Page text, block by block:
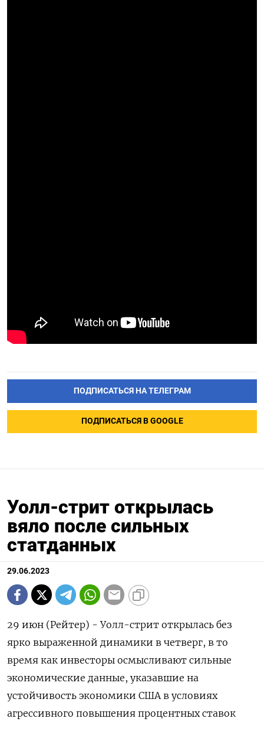
ПОДПИСАТЬСЯ НА ТЕЛЕГРАМ
ПОДПИСАТЬСЯ В GOOGLE
Уолл-стрит открылась
вяло после сильных
статданных
29.06.2023
29 июн (Рейтер) - Уолл-стрит открылась без
ярко выраженной динамики в четверг, в то
время как инвесторы осмысливают сильные
экономические данные, указавшие на
устойчивость экономики США в условиях
агрессивного повышения процентных ставок